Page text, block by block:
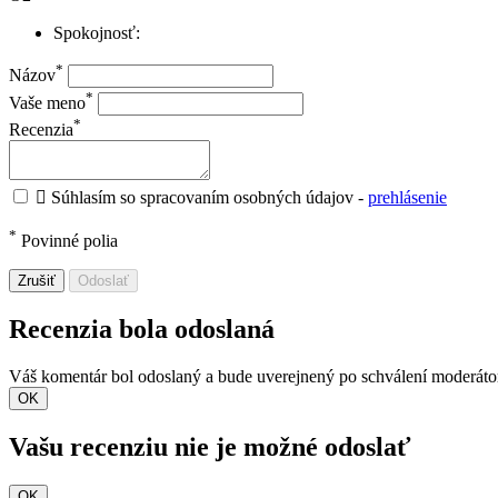
Spokojnosť:
Názov*
Vaše meno*
Recenzia*
 Súhlasím so spracovaním osobných údajov - prehlásenie
* Povinné polia
Zrušiť Odoslať
Recenzia bola odoslaná
Váš komentár bol odoslaný a bude uverejnený po schválení
OK
Vašu recenziu nie je možné odoslať